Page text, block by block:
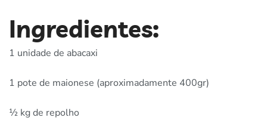
Ingredientes:
1 unidade de abacaxi
1 pote de maionese (aproximadamente 400gr)
½ kg de repolho